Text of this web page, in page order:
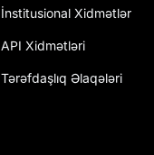
İnstitusional Xidmətlər
API Xidmətləri
Tərəfdaşlıq Əlaqələri